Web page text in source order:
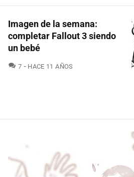
Imagen de la semana:
completar Fallout 3 siendo
un bebé
7 COMENTARIOS
HACE 11 AÑOS